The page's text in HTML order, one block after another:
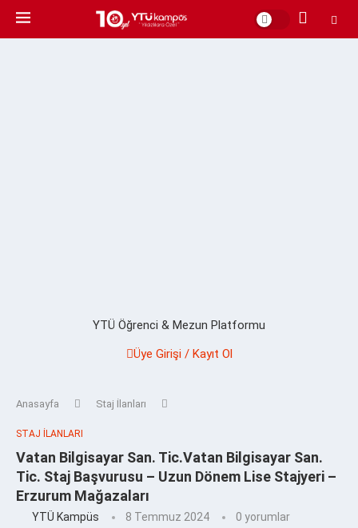
YTÜ Öğrenci & Mezun Platformu
Üye Girişi / Kayıt Ol
Anasayfa Staj İlanları
STAJ İLANLARI
Vatan Bilgisayar San. Tic.Vatan Bilgisayar San.
Tic. Staj Başvurusu – Uzun Dönem Lise Stajyeri –
Erzurum Mağazaları
YTÜ Kampüs 8 Temmuz 2024 0 yorumlar